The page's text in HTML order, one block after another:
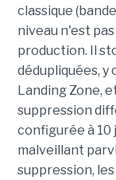
classique
niveau n'est
production. Il
dédupliquées, y
Landing Zone,
suppression
configurée à 10
malveillant
suppression,